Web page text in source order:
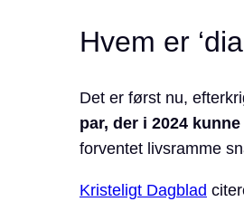
Hvem er
Det er først nu,
par, der i 2024
forventet livsramme
Kristeligt Dagblad